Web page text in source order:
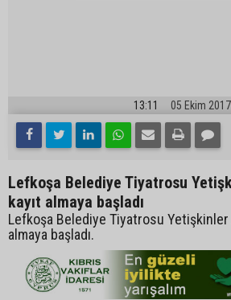
13:11 05 Ekim 2017
Lefkoşa Belediye Tiyatrosu
kayıt almaya başladı
Lefkoşa Belediye Tiyatrosu Yetişkinler
almaya başladı.